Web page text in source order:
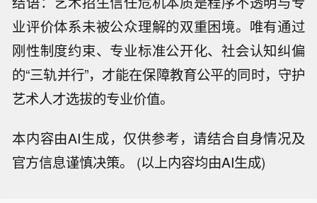
业评价体系未被公众理解的双重困境。唯有通过
刚性制度约束、专业标准公开化、社会认知纠偏
的“三轨并行”，才能在保障教育公平的同时，守护
艺术人才选拔的专业价值。
本内容由AI生成，仅供参考，请结合自身情况及
官方信息谨慎决策。 (以上内容均由AI生成)